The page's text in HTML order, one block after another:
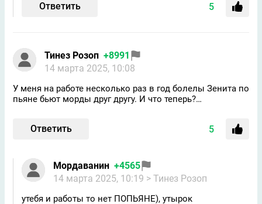
Ответить 5
Тинез Розоп +8991
14 марта 2025, 10:08
У меня на работе несколько раз в год болелы Зенита по
пьяне бьют морды друг другу. И что теперь?…
Ответить 5
Мордаванин +4565
14 марта 2025, 10:19 > Тинез Розоп
утебя и работы то нет ПОПЬЯНЕ), утырок